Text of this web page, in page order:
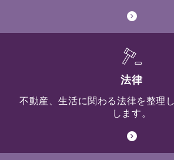
法律
不動産、生活に関わる法律を整理
します。